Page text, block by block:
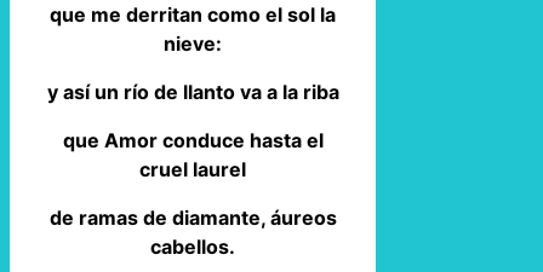
que me derritan como el sol la
nieve:
y así un río de llanto va a la riba
que Amor conduce hasta el
cruel laurel
de ramas de diamante, áureos
cabellos.